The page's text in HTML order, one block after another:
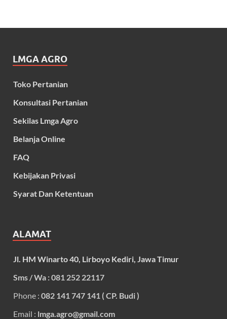
LMGA AGRO
Toko Pertanian
Konsultasi Pertanian
Sekilas Lmga Agro
Belanja Online
FAQ
Kebijakan Privasi
Syarat Dan Ketentuan
ALAMAT
Jl. HM Winarto 40, Lirboyo Kediri, Jawa Timur
Sms / Wa : 081 252 22117
Phone : 082 141 747 141 ( CP. Budi )
Email : lmga.agro@gmail.com